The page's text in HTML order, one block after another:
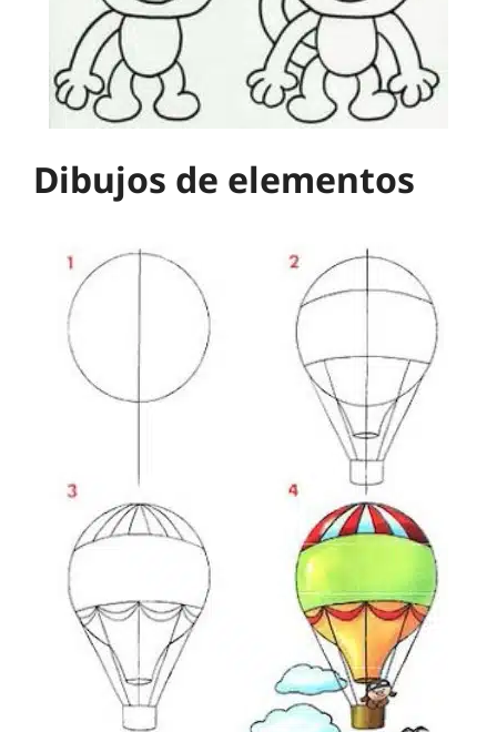
Dibujos de elementos